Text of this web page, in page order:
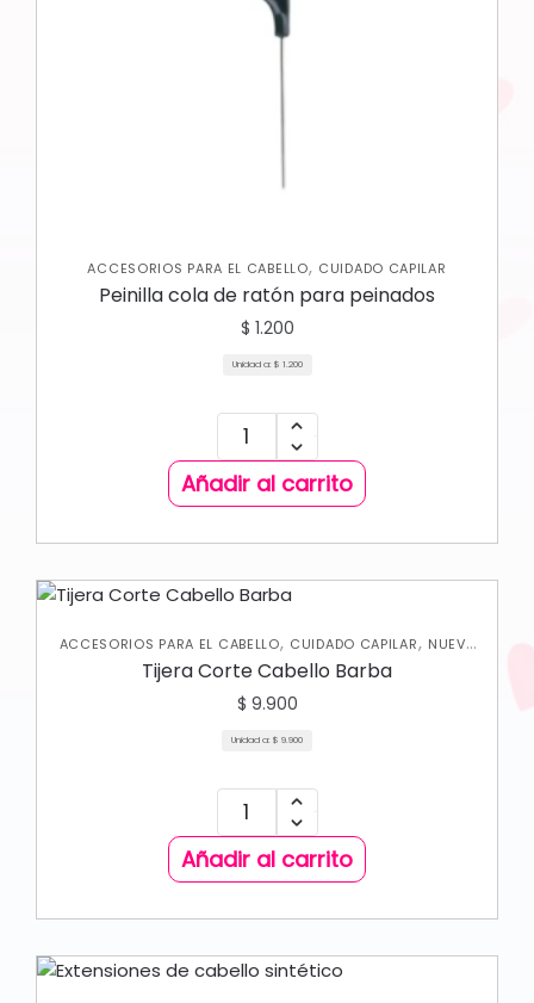
ACCESORIOS PARA EL CABELLO, CUIDADO CAPILAR
Peinilla cola de ratón para peinados
$ 1.200
Unidad a: $ 1.200
Añadir al carrito
ACCESORIOS PARA EL CABELLO, CUIDADO CAPILAR, NUEVA
COLECCIÓN
Tijera Corte Cabello Barba
$ 9.900
Unidad a: $ 9.900
Añadir al carrito